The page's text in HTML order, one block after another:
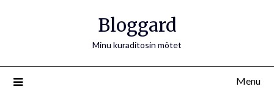
Bloggard
Minu kuraditosin mõtet
Menu